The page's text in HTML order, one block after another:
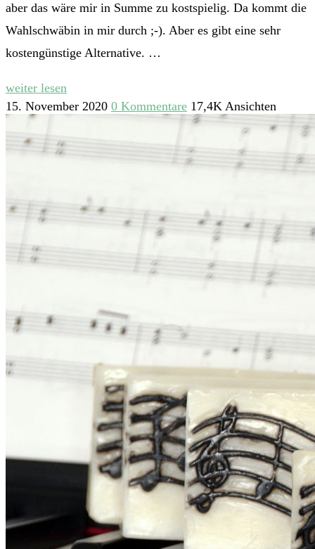
aber das wäre mir in Summe zu kostspielig. Da kommt die
Wahlschwäbin in mir durch ;-). Aber es gibt eine sehr
kostengünstige Alternative. …
weiter lesen
15. November 2020 0 Kommentare 17,4K Ansichten